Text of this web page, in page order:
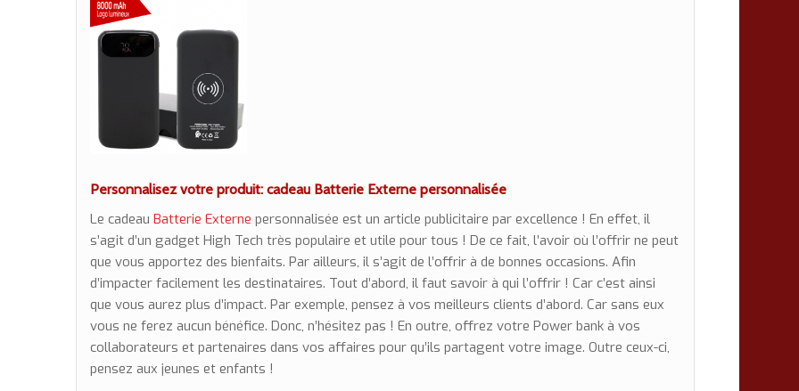
Personnalisez votre produit: cadeau Batterie Externe personnalisée
Le cadeauBatterie Externe personnalisée est un article publicitaire par excellence ! En effet, il
s’agit d’un gadget High Tech très populaire et utile pour tous ! De ce fait, l’avoir où l’offrir ne peut
que vous apportez des bienfaits. Par ailleurs, il s’agit de l’offrir à de bonnes occasions. Afin
d’impacter facilement les destinataires. Tout d’abord, il faut savoir à qui l’offrir ! Car c’est ainsi
que vous aurez plus d’impact. Par exemple, pensez à vos meilleurs clients d’abord. Car sans eux
vous ne ferez aucun bénéfice. Donc, n’hésitez pas ! En outre, offrez votre Power bank à vos
collaborateurs et partenaires dans vos affaires pour qu’ils partagent votre image. Outre ceux-ci,
pensez aux jeunes et enfants !